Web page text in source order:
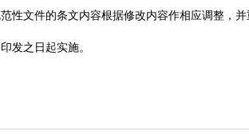
文件的条文内容根据修改内容作相应调整，并
之日起实施。